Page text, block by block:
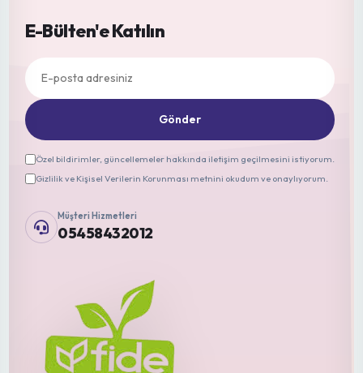
E-Bülten'e Katılın
Gönder
Özel bildirimler, güncellemeler hakkında iletişim geçilmesini istiyorum.
Gizlilik ve Kişisel Verilerin Korunması metnini okudum ve onaylıyorum.
Müşteri Hizmetleri
05458432012